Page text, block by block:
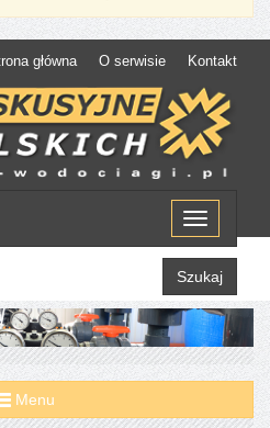
główna O serwisie Kontakt
Menu
Szukaj
Menu